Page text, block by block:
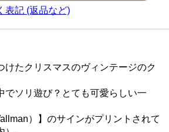
表記 (返品など)
けたクリスマスのヴィンテージのク
でソリ遊び？とても可愛らしい一
）】のサインがプリントされて